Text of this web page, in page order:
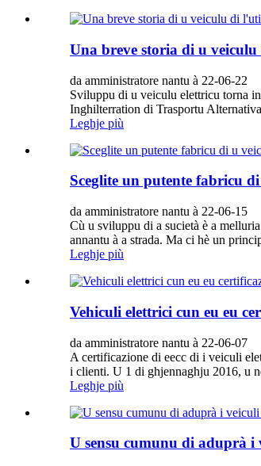
Una breve storia di u
da amministratore nantu à 22-06-22
Sviluppu di u veiculu elettricu torna
Inghilterration di Trasportu
Leghje più
Sceglite un putente fabricu
da amministratore nantu à 22-06-15
Cù u sviluppu di a sucietà è a
annantu à a strada. Ma ci hè un
Leghje più
Vehiculi elettrici cun eu eu
da amministratore nantu à 22-06-07
A certificazione di eecc di i veiculi
i clienti. U 1 di ghjennaghju 2016, u
Leghje più
U sensu cumunu di aduprà